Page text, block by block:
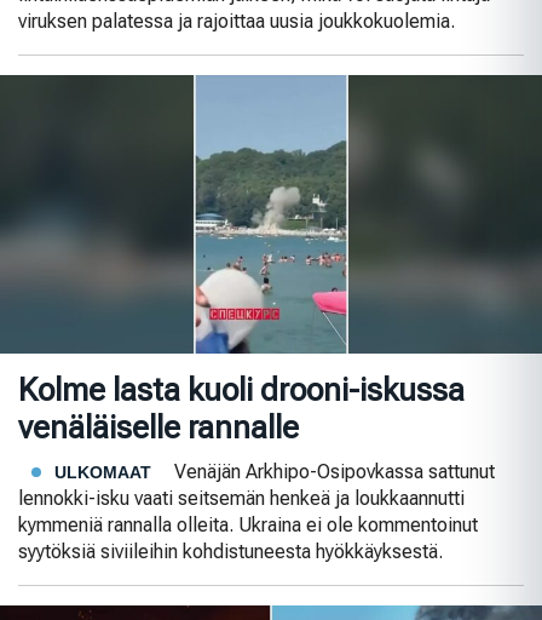
viruksen palatessa ja rajoittaa uusia joukkokuolemia.
Kolme lasta kuoli drooni-iskussa
venäläiselle rannalle
ULKOMAAT
Venäjän Arkhipo-Osipovkassa sattunut
lennokki-isku vaati seitsemän henkeä ja loukkaannutti
kymmeniä rannalla olleita. Ukraina ei ole kommentoinut
syytöksiä siviileihin kohdistuneesta hyökkäyksestä.